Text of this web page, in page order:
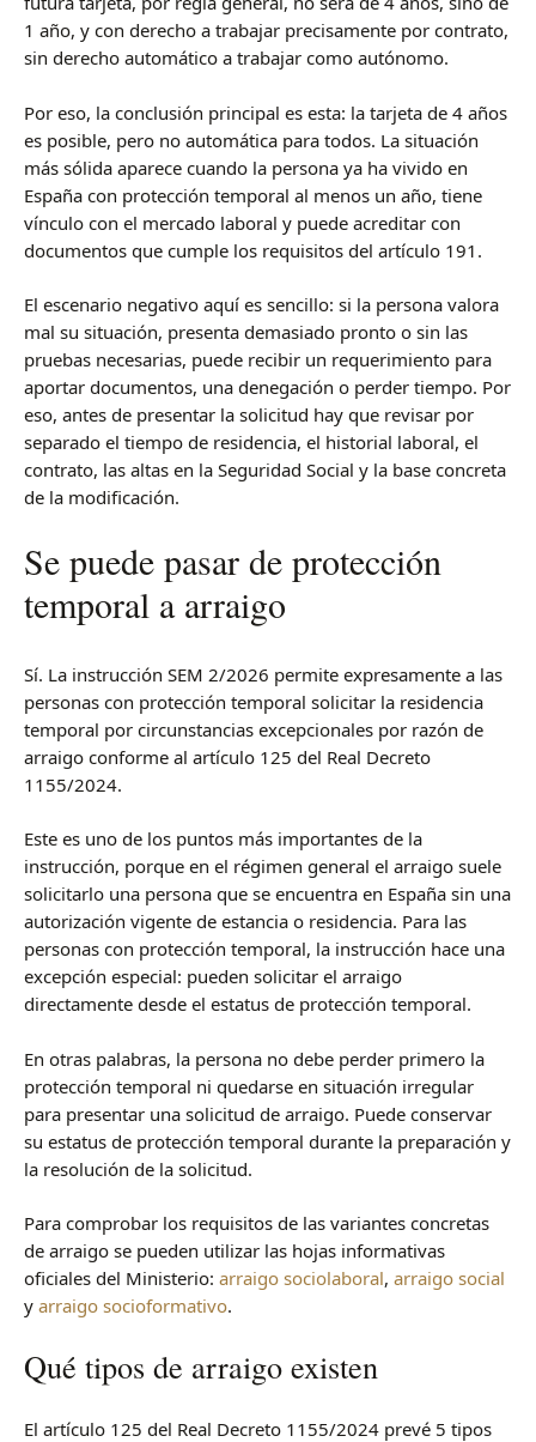
1 año, y con derecho a trabajar precisamente por contrato,
sin derecho automático a trabajar como autónomo.
Por eso, la conclusión principal es esta: la tarjeta de 4 años
es posible, pero no automática para todos. La situación
más sólida aparece cuando la persona ya ha vivido en
España con protección temporal al menos un año, tiene
vínculo con el mercado laboral y puede acreditar con
documentos que cumple los requisitos del artículo 191.
El escenario negativo aquí es sencillo: si la persona valora
mal su situación, presenta demasiado pronto o sin las
pruebas necesarias, puede recibir un requerimiento para
aportar documentos, una denegación o perder tiempo. Por
eso, antes de presentar la solicitud hay que revisar por
separado el tiempo de residencia, el historial laboral, el
contrato, las altas en la Seguridad Social y la base concreta
de la modificación.
Se puede pasar de protección
temporal a arraigo
Sí. La instrucción SEM 2/2026 permite expresamente a las
personas con protección temporal solicitar la residencia
temporal por circunstancias excepcionales por razón de
arraigo conforme al artículo 125 del Real Decreto
1155/2024.
Este es uno de los puntos más importantes de la
instrucción, porque en el régimen general el arraigo suele
solicitarlo una persona que se encuentra en España sin una
autorización vigente de estancia o residencia. Para las
personas con protección temporal, la instrucción hace una
excepción especial: pueden solicitar el arraigo
directamente desde el estatus de protección temporal.
En otras palabras, la persona no debe perder primero la
protección temporal ni quedarse en situación irregular
para presentar una solicitud de arraigo. Puede conservar
su estatus de protección temporal durante la preparación y
la resolución de la solicitud.
Para comprobar los requisitos de las variantes concretas
de arraigo se pueden utilizar las hojas informativas
oficiales del Ministerio: arraigo sociolaboral, arraigo social
y arraigo socioformativo.
Qué tipos de arraigo existen
El artículo 125 del Real Decreto 1155/2024 prevé 5 tipos